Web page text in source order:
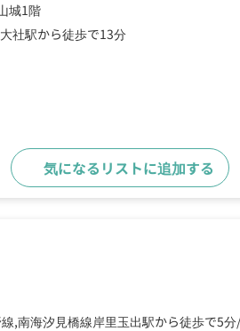
城1階
社駅から徒歩で13分
気になるリストに追加する
,南海汐見橋線岸里玉出駅から徒歩で5分